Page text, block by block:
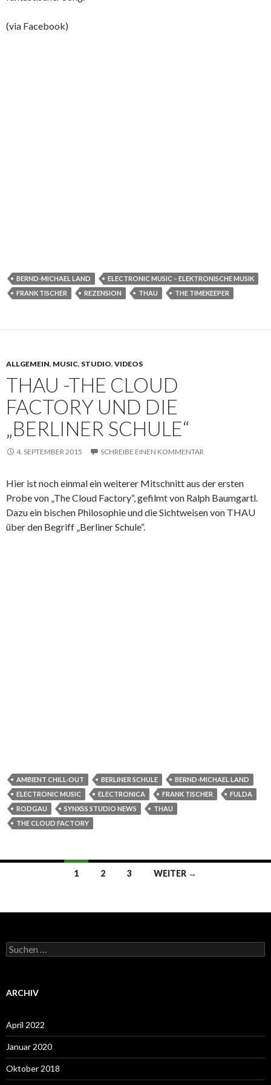
(via Facebook)
BERND-MICHAEL LAND
ELECTRONIC MUSIC – ELEKTRONISCHE MUSIK
FRANK TISCHER
REZENSION THAU THE TIMEKEEPER
ALLGEMEIN, MUSIC, STUDIO, VIDEOS
THAU -THE CLOUD
FACTORY UND DIE
„BERLINER SCHULE“
4. SEPTEMBER 2015 SCHREIBE EINEN KOMMENTAR
Hier ist noch einmal ein weiterer Mitschnitt aus der ersten
Probe von „The Cloud Factory“, gefilmt von Ralph Baumgartl.
Dazu ein bischen Philosophie und die Sichtweisen von THAU
über den Begriff „Berliner Schule“.
AMBIENT CHILL-OUT BERLINER SCHULE
BERND-MICHAEL LAND
ELECTRONIC MUSIC
ELECTRONICA FRANK TISCHER
FULDA
RODGAU
SYNXSS STUDIO NEWS
THAU
THE CLOUD FACTORY
1 2 3 WEITER →
Suchen
nach:
ARCHIV
April 2022
Januar 2020
Oktober 2018